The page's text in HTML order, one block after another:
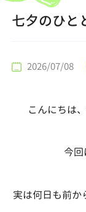
七夕のひと
2026/07/08
こんにちは
今
実は何日も前